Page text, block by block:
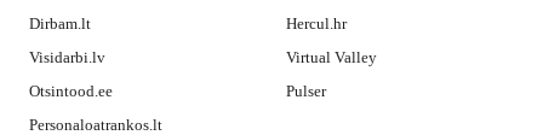
Dirbam.lt
Visidarbi.lv
Otsintood.ee
Personaloatrankos.lt
Hercul.hr
Virtual Valley
Pulser